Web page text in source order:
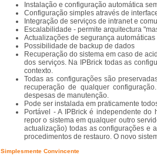
Instalação e configuração automática
Configuração simples através de
Integração de serviços de intranet e
Escalabilidade - permite arquitectura
Actualizações de segurança automáticas
Possibilidade de backup de dados
Recuperação do sistema em caso de
dos serviços. Na IPBrick todas as
contexto.
Todas as configurações são
recuperação de qualquer
despesas de manutenção.
Pode ser instalada em praticamente
Portável - A IPBrick é independente
repor o sistema em qualquer outro
actualização) todas as configurações e
procedimentos de restauro. O novo
Simplesmente Convincente